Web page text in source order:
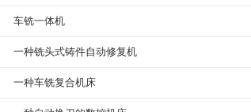
车铣一体机
一种铣头式铸件自动修复机
一种车铣复合机床